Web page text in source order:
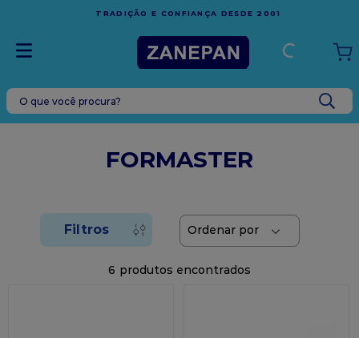
FRETE GRÁTIS
ESPÍRITO SANTO
O que você procura?
FORMASTER
6
TERMOS MAIS BUSCADOS
leite condensado
top harald
bala